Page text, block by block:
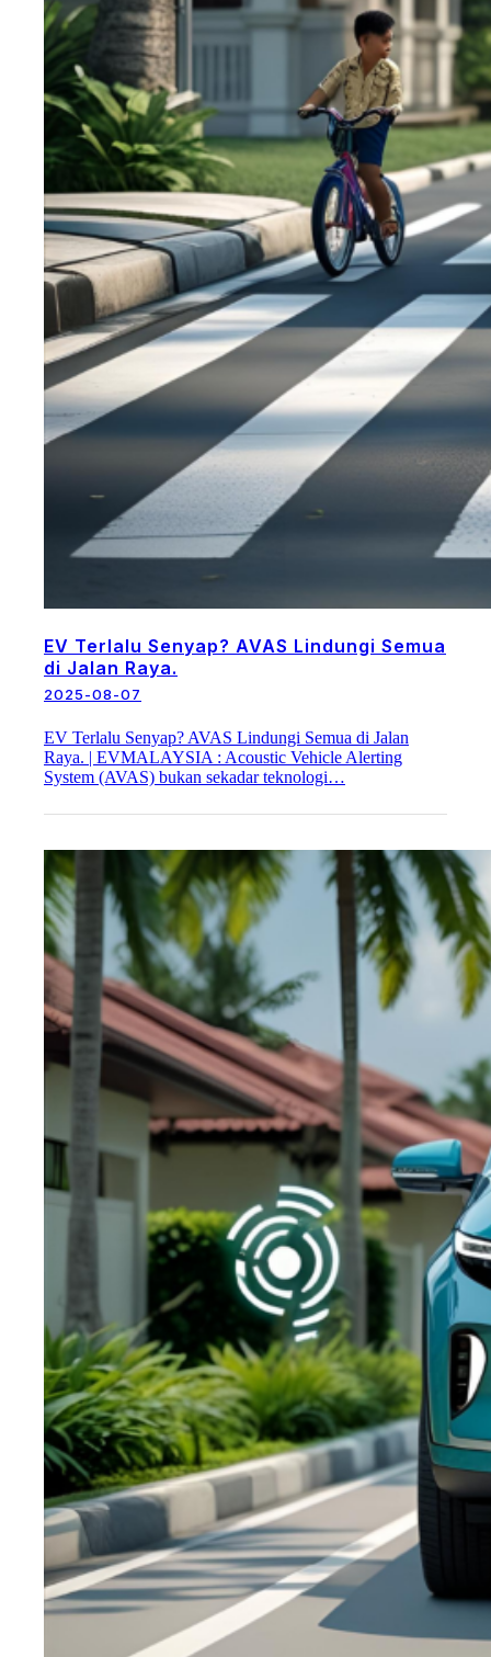
EV Terlalu Senyap? AVAS Lindungi Semua
di Jalan Raya.
2025-08-07
EV Terlalu Senyap? AVAS Lindungi Semua di Jalan
Raya. | EVMALAYSIA : Acoustic Vehicle Alerting
System (AVAS) bukan sekadar teknologi…